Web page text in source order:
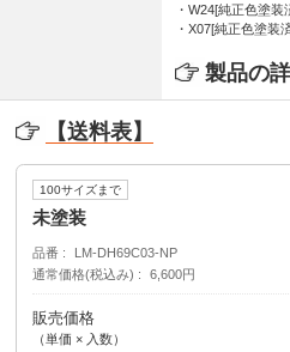
・W24[純正色塗装
・X07[純正色塗装
製品の
【送料表】
100サイズまで
未塗装
品番
LM-DH69C03-NP
通常価格(税込み)
6,600円
販売価格
（単価 × 入数）